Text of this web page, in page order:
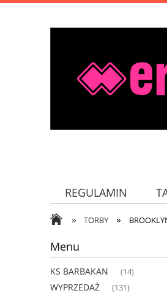
REGULAMIN
» TORBY »
Menu
KS BARBAKAN (14)
WYPRZEDAŻ (131)